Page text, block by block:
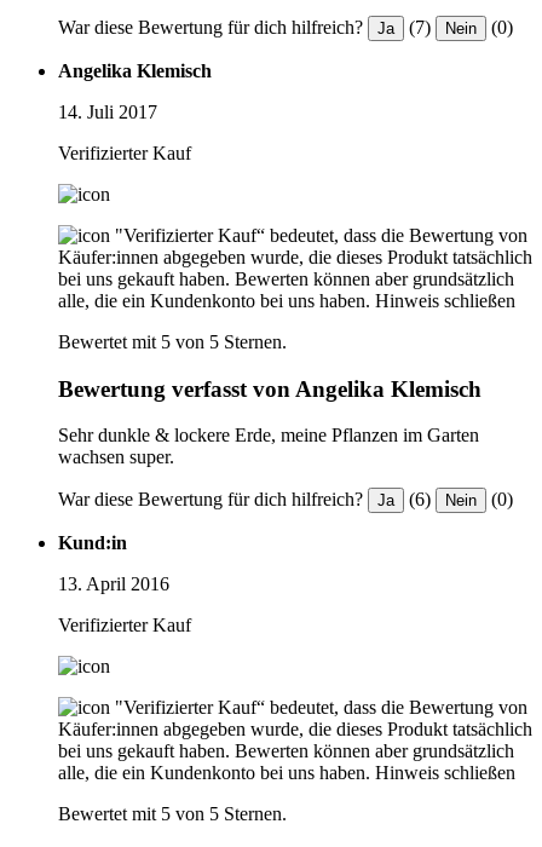
War diese Bewertung für dich hilfreich? Ja (7) Nein (0)
Angelika Klemisch
14. Juli 2017
Verifizierter Kauf
"Verifizierter Kauf“ bedeutet, dass die Bewertung von
Käufer:innen abgegeben wurde, die dieses Produkt tatsächlich
bei uns gekauft haben. Bewerten können aber grundsätzlich
alle, die ein Kundenkonto bei uns haben. Hinweis schließen
Bewertet mit 5 von 5 Sternen.
Bewertung verfasst von Angelika Klemisch
Sehr dunkle & lockere Erde, meine Pflanzen im Garten
wachsen super.
War diese Bewertung für dich hilfreich? Ja (6) Nein (0)
Kund:in
13. April 2016
Verifizierter Kauf
"Verifizierter Kauf“ bedeutet, dass die Bewertung von
Käufer:innen abgegeben wurde, die dieses Produkt tatsächlich
bei uns gekauft haben. Bewerten können aber grundsätzlich
alle, die ein Kundenkonto bei uns haben. Hinweis schließen
Bewertet mit 5 von 5 Sternen.